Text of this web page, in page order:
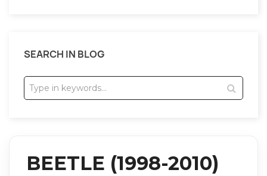
SEARCH IN BLOG
BEETLE (1998-2010)